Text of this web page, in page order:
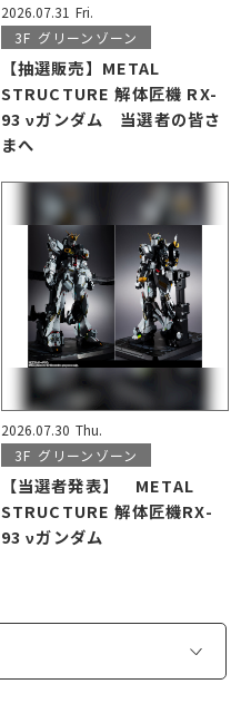
2026.07.31 Fri.
3F グリーンゾーン
【抽選販売】METAL
STRUCTURE 解体匠機 RX-
93 νガンダム 当選者の皆さ
まへ
2026.07.30 Thu.
3F グリーンゾーン
【当選者発表】 METAL
STRUCTURE 解体匠機RX-
93 νガンダム